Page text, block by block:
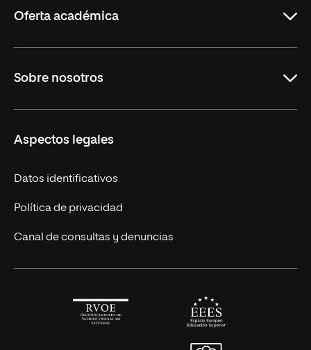
Oferta académica
Licenciaturas en línea
Cursos Europeos
Títulos Americanos
Alianza Newman
Sobre nosotros
Nuestros alumnos
Únete a nosotros
Actualidad
Solicita información
Aspectos legales
Datos identificativos
Política de privacidad
Canal de consultas y denuncias